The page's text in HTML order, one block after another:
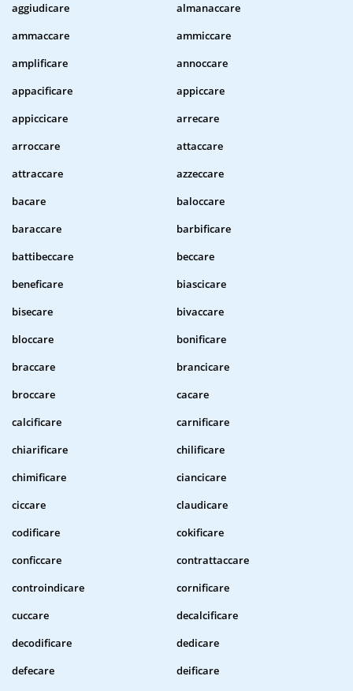
aggiudicare
almanaccare
ammaccare
ammiccare
amplificare
annoccare
appacificare
appiccare
appiccicare
arrecare
arroccare
attaccare
attraccare
azzeccare
bacare
baloccare
baraccare
barbificare
battibeccare
beccare
beneficare
biascicare
bisecare
bivaccare
bloccare
bonificare
braccare
brancicare
broccare
cacare
calcificare
carnificare
chiarificare
chilificare
chimificare
ciancicare
ciccare
claudicare
codificare
cokificare
conficcare
contrattaccare
controindicare
cornificare
cuccare
decalcificare
decodificare
dedicare
defecare
deificare